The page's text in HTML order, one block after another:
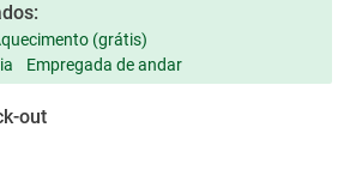
(grátis)
Empregada de andar
out